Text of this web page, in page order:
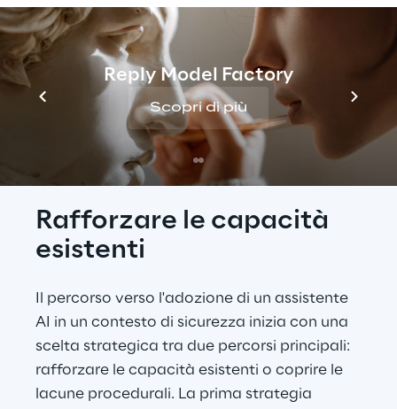
Reply Model Factory
Scopri di più
Standard o personalizzato?
Casi d'uso specifici per ruolo
Rafforzare le capacità
esistenti
Il percorso verso l'adozione di un assistente
AI in un contesto di sicurezza inizia con una
scelta strategica tra due percorsi principali:
rafforzare le capacità esistenti o coprire le
lacune procedurali. La prima strategia